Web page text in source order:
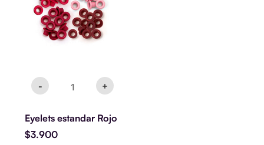
- +
Eyelets estandar Rojo
$3.900